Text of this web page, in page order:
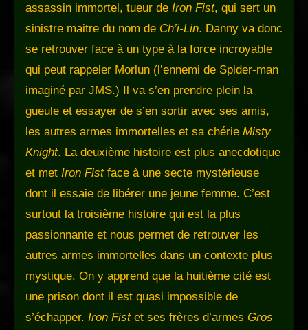
assassin immortel, tueur de Iron Fist, qui sert un
sinistre maitre du nom de Ch’i-Lin. Danny va donc
se retrouver face à un type à la force incroyable
qui peut rappeler Morlun (l’ennemi de Spider-man
imaginé par JMS.) Il va s’en prendre plein la
gueule et essayer de s’en sortir avec ses amis,
les autres armes immortelles et sa chérie Misty
Knight. La deuxième histoire est plus anecdotique
et met Iron Fistface à une secte mystérieuse
dont il essaie de libérer une jeune femme. C’est
surtout la troisième histoire qui est la plus
passionnante et nous permet de retrouver les
autres armes immortelles dans un contexte plus
mystique. On y apprend que la huitième cité est
une prison dont il est quasi impossible de
s’échapper. Iron Fist et ses frères d’armes Gros